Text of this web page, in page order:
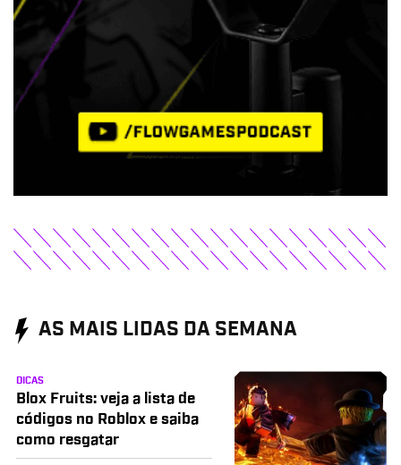
AS MAIS LIDAS DA SEMANA
DICAS
Blox Fruits: veja a lista de
códigos no Roblox e saiba
como resgatar